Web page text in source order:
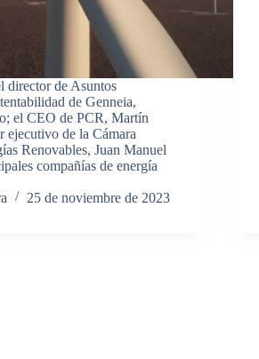
director de Asuntos
de Genneia,
el CEO de PCR, Martín
ejecutivo de la Cámara
Renovables, Juan Manuel
compañías de energía
25 de noviembre de 2023